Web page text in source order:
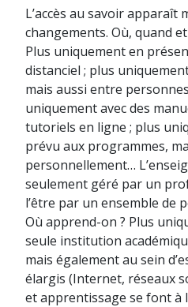
L’accès au savoir
changements. Où, quand
Plus uniquement en
distanciel ; plus
mais aussi entre
uniquement avec des
tutoriels en ligne ; plus
prévu aux programmes,
personnellement…
seulement géré par un
l’être par un ensemble de
Où apprend-on ? Plus
seule institution
mais également au sein
élargis (Internet, réseaux
et apprentissage se font à